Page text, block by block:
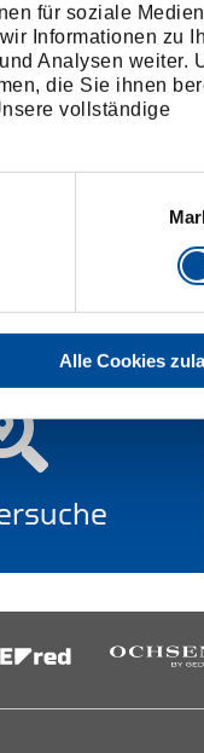
für soziale
Informationen zu
Analysen weiter.
die Sie ihnen
vollständige
Alle Cookies
Lumen
und
Technische